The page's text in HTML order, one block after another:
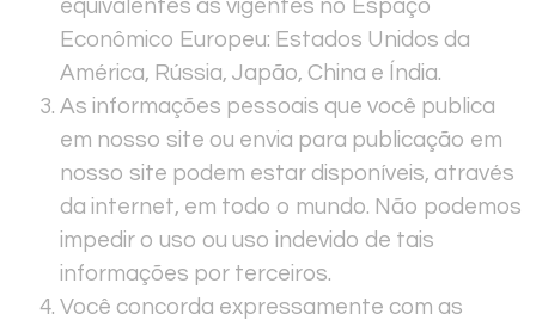
equivalentes às vigentes no Espaço
Econômico Europeu: Estados Unidos da
América, Rússia, Japão, China e Índia.
As informações pessoais que você publica
em nosso site ou envia para publicação em
nosso site podem estar disponíveis, através
da internet, em todo o mundo. Não podemos
impedir o uso ou uso indevido de tais
informações por terceiros.
Você concorda expressamente com as